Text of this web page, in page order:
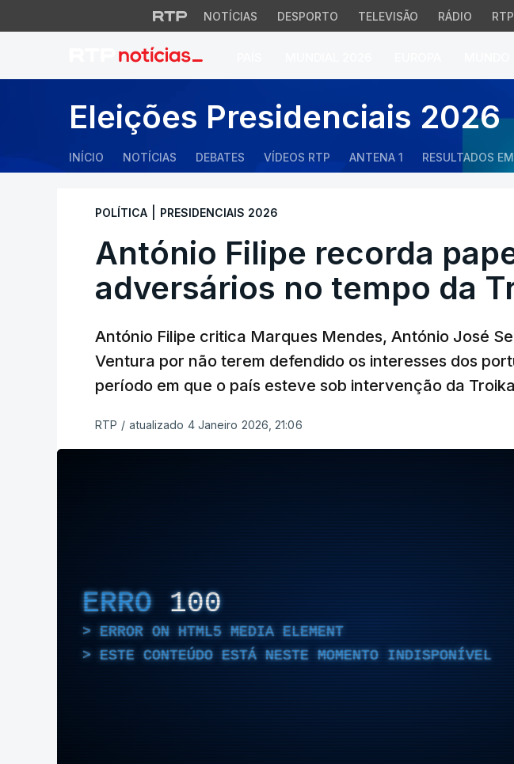
NOTÍCIAS DESPORTO TELEVISÃO RÁDIO
António Filipe recorda papel
Eleições Presidenciais 2026
INÍCIO NOTÍCIAS DEBATES VÍDEOS RTP ANTENA 1 RESULTADOS
POLÍTICA PRESIDENCIAIS 2026
António Filipe recorda
adversários no tempo da
António Filipe critica Marques Mendes, António José
Ventura por não terem defendido os interesses dos
período em que o país esteve sob intervenção da
RTP / atualizado 4 Janeiro 2026, 21:06
ERRO 100
ERROR ON HTML5 MEDIA ELEMENT
ESTE CONTEÚDO ESTÁ NESTE MOMENTO INDISPONÍVEL